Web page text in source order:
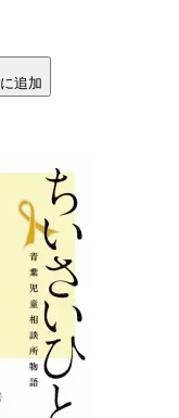
追加